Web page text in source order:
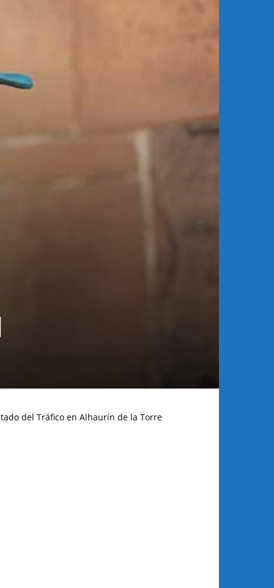
del Tráfico en Alhaurín de la Torre